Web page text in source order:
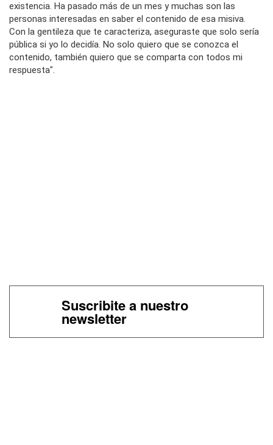
existencia. Ha pasado más de un mes y muchas son las
personas interesadas en saber el contenido de esa misiva.
Con la gentileza que te caracteriza, aseguraste que solo sería
pública si yo lo decidía. No solo quiero que se conozca el
contenido, también quiero que se comparta con todos mi
respuesta".
Suscribite a nuestro
newsletter